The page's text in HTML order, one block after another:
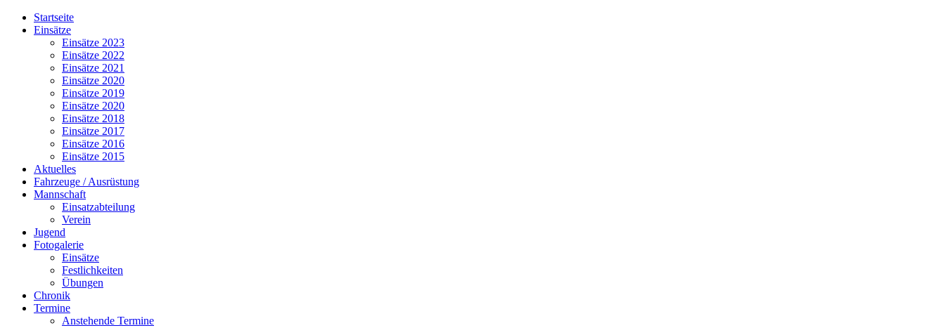
Startseite
Einsätze
Einsätze 2023
Einsätze 2022
Einsätze 2021
Einsätze 2020
Einsätze 2019
Einsätze 2020
Einsätze 2018
Einsätze 2017
Einsätze 2016
Einsätze 2015
Aktuelles
Fahrzeuge / Ausrüstung
Mannschaft
Einsatzabteilung
Verein
Jugend
Fotogalerie
Einsätze
Festlichkeiten
Übungen
Chronik
Termine
Anstehende Termine
Monat
JahrMonat